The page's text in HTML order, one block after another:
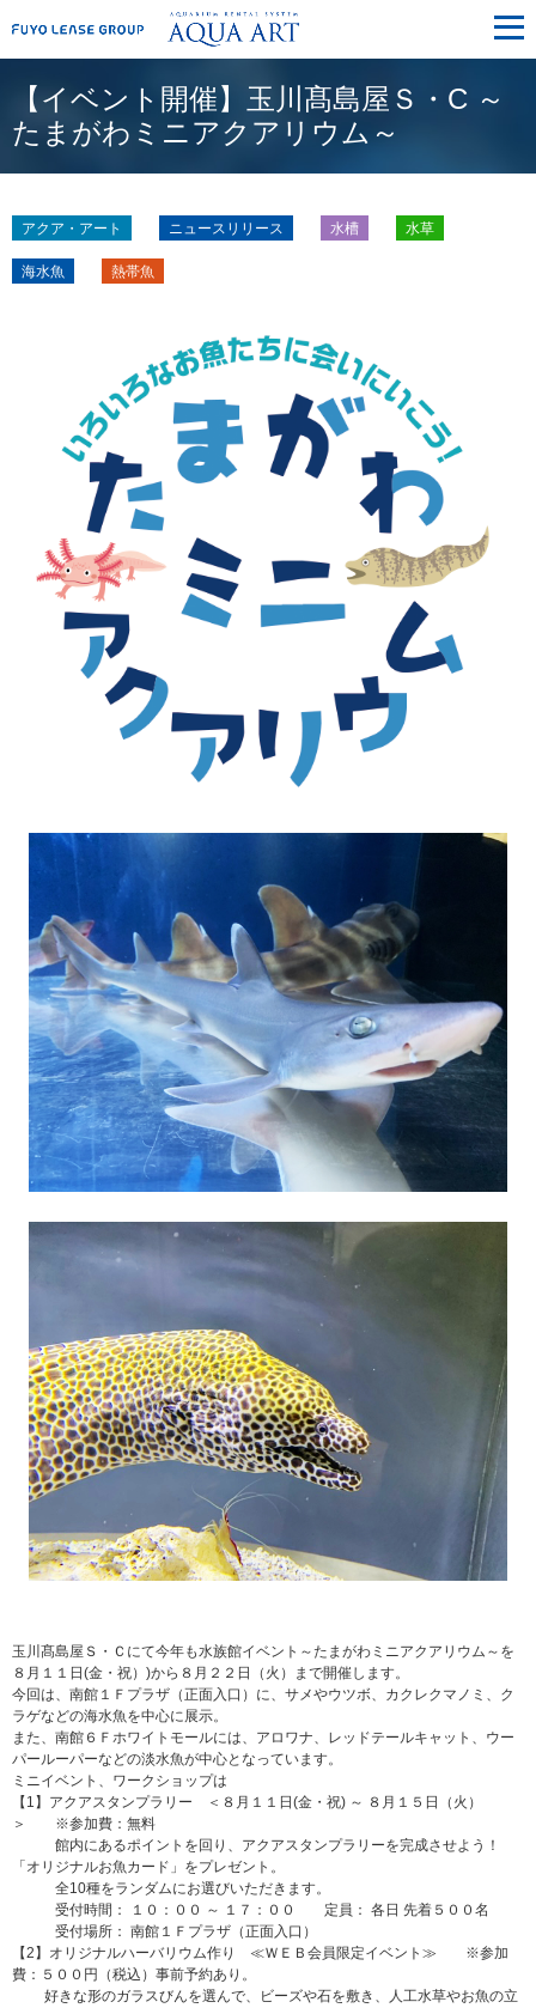
メ
ニ
ュ
【イベント開催】玉川髙島屋Ｓ・C ～
たまがわミニアクアリウム～
アクア・アート ニュースリリース 水槽 水草
海水魚 熱帯魚
玉川髙島屋Ｓ・Ｃにて今年も水族館イベント～たまがわミニアクアリウム～を
８月１１日(金・祝）)から８月２２日（火）まで開催します。
今回は、南館１Ｆプラザ（正面入口）に、サメやウツボ、カクレクマノミ、ク
ラゲなどの海水魚を中心に展示。
また、南館６Ｆホワイトモールには、アロワナ、レッドテールキャット、ウー
パールーパーなどの淡水魚が中心となっています。
ミニイベント、ワークショップは
【1】アクアスタンプラリー ＜８月１１日(金・祝) ～ ８月１５日（火）
＞ ※参加費：無料
館内にあるポイントを回り、アクアスタンプラリーを完成させよう！
「オリジナルお魚カード」をプレゼント。
全10種をランダムにお選びいただきます。
受付時間： １０：００ ～ １７：００ 定員： 各日 先着５００名
受付場所： 南館１Ｆプラザ（正面入口）
【2】オリジナルハーバリウム作り ≪ＷＥＢ会員限定イベント≫ ※参加
費：５００円（税込）事前予約あり。
好きな形のガラスびんを選んで、ビーズや石を敷き、人工水草やお魚の立